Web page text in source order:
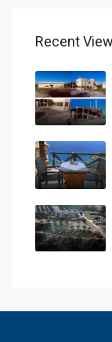
Recent